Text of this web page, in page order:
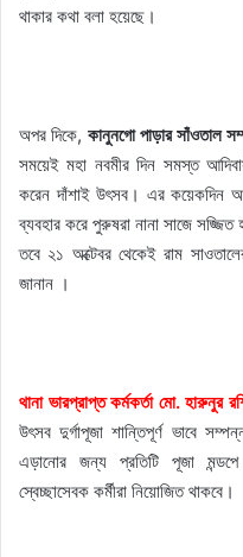
থাকার কথা বলা হয়েছে।
অপর দিকে, কানুনগো পাড়ার সাঁওতাল
সময়েই মহা নবমীর দিন সমস্ত
করেন দাঁশাই উৎসব। এর কয়েকদিন আগ
ব্যবহার করে পুরুষরা নানা সাজে সজ্জিত
তবে ২১ অক্টেবর থেকেই রাম
জানান ।
থানা ভারপ্রাপ্ত কর্মকর্তা মো. হারুনুর
উৎসব দুর্গাপূজা শান্তিপূর্ণ ভাবে
এড়ানোর জন্য প্রতিটি পূজা মন্ডপে
স্বেচ্ছাসেবক কর্মীরা নিয়োজিত থাকবে।